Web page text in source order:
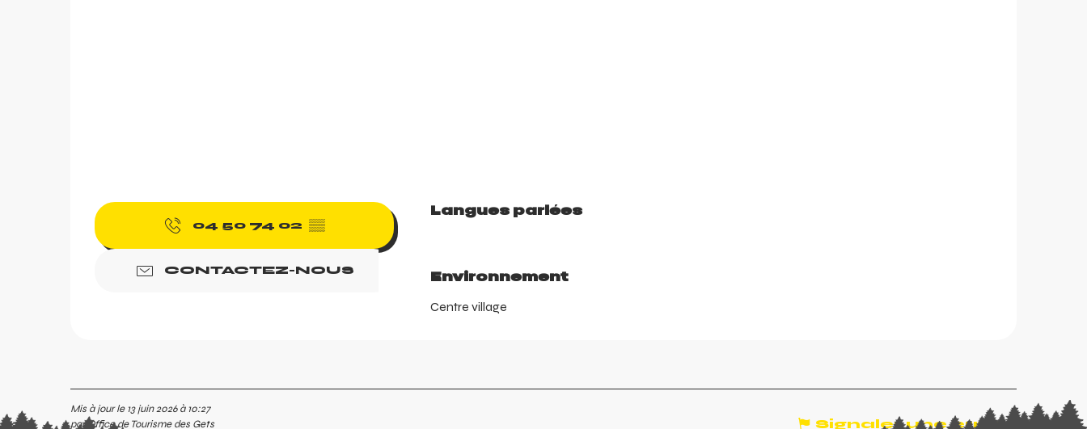
04 50 74 02 ▒▒
CONTACTEZ-NOUS
Langues parlées
Langues parlées
Environnement
Environnement
Centre village
Mis à jour le 13 juin 2026 à 10:27
par Office de Tourisme des Gets
Signaler une erreur